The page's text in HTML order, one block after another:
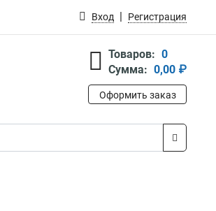
Вход Регистрация
Товаров: 0
Сумма: 0,00 ₽
Оформить заказ